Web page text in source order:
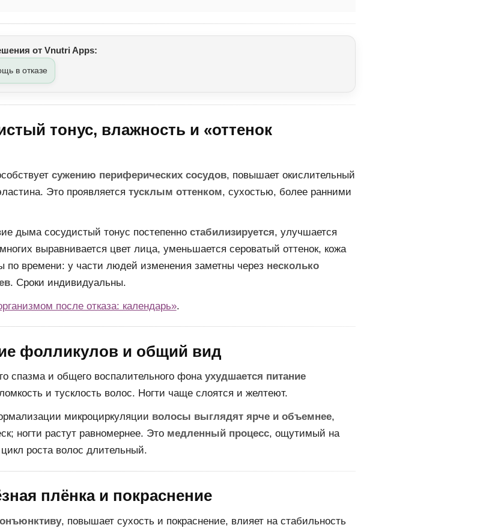
от Vnutri Apps:
в отказе
тонус, влажность и «оттенок
сужению периферических сосудов, повышает окислительный
Это проявляется тусклым оттенком, сухостью, более ранними
дыма сосудистый тонус постепенно стабилизируется, улучшается
выравнивается цвет лица, уменьшается сероватый оттенок, кожа
по времени: у части людей изменения заметны через несколько
. Сроки индивидуальны.
после отказа: календарь».
фолликулов и общий вид
спазма и общего воспалительного фона ухудшается питание
и тусклость волос. Ногти чаще слоятся и желтеют.
микроциркуляции волосы выглядят ярче и объемнее,
ногти растут равномернее. Это медленный процесс, ощутимый на
цикл роста волос длительный.
плёнка и покраснение
, повышает сухость и покраснение, влияет на стабильность